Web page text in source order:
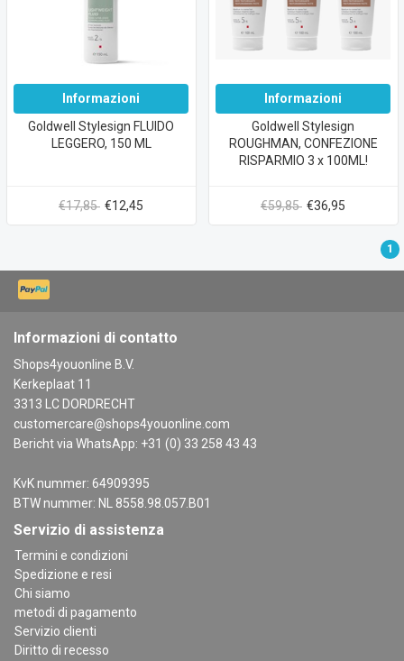
Informazioni
Goldwell Stylesign FLUIDO
LEGGERO, 150 ML
€17,85 €12,45
Informazioni
Goldwell Stylesign
ROUGHMAN, CONFEZIONE
RISPARMIO 3 x 100ML!
€59,85 €36,95
1
Informazioni di contatto
Shops4youonline B.V.
Kerkeplaat 11
3313 LC DORDRECHT
customercare@shops4youonline.com
Bericht via WhatsApp: +31 (0) 33 258 43 43
KvK nummer: 64909395
BTW nummer: NL 8558.98.057.B01
Servizio di assistenza
Termini e condizioni
Spedizione e resi
Chi siamo
metodi di pagamento
Servizio clienti
Diritto di recesso